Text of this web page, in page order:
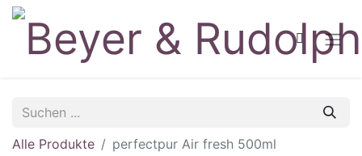
Alle Produkte perfectpur Air fresh 500ml